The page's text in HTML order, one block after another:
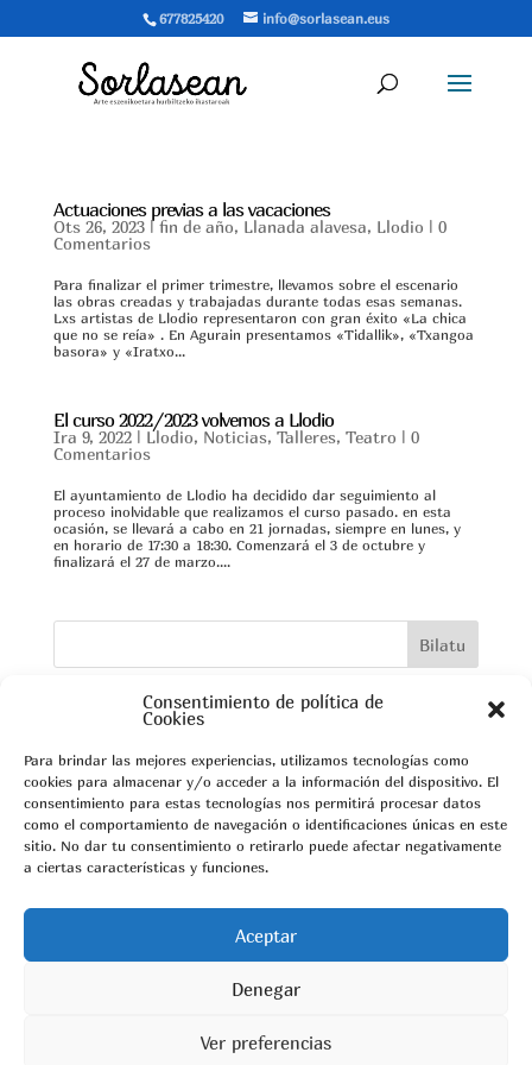
Consentimiento de política de
Cookies
Para brindar las mejores experiencias, utilizamos tecnologías como
cookies para almacenar y/o acceder a la información del dispositivo. El
consentimiento para estas tecnologías nos permitirá procesar datos
como el comportamiento de navegación o identificaciones únicas en este
sitio. No dar tu consentimiento o retirarlo puede afectar negativamente
a ciertas características y funciones.
Aceptar
Denegar
Ver preferencias
677825420 sue.naesalros@ofni
Actuaciones previas a las vacaciones
Ots 26, 2023| fin de año, Llanada alavesa, Llodio | 0
Comentarios
Para finalizar el primer trimestre, llevamos sobre el escenario
las obras creadas y trabajadas durante todas esas semanas.
Lxs artistas de Llodio representaron con gran éxito «La chica
que no se reía» . En Agurain presentamos «Tidallik», «Txangoa
basora» y «Iratxo...
El curso 2022/2023 volvemos a Llodio
Ira 9, 2022| Llodio, Noticias, Talleres, Teatro | 0
Comentarios
El ayuntamiento de Llodio ha decidido dar seguimiento al
proceso inolvidable que realizamos el curso pasado. en esta
ocasión, se llevará a cabo en 21 jornadas, siempre en lunes, y
en horario de 17:30 a 18:30. Comenzará el 3 de octubre y
finalizará el 27 de marzo....
Bilatu
Azken Berriak
Sorlasean 2023-2024 en marcha
Ha llegado el fin de curso!
Sorlasean dentro de al pogramación ARTherria
Actuaciones previas a las vacaciones
Talleres de noviembre